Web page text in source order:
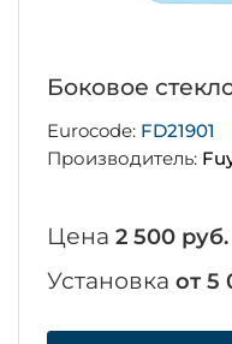
Боковое
Eurocode: FD21901
Производитель:
Цена 2 500 руб.
Установка от 5